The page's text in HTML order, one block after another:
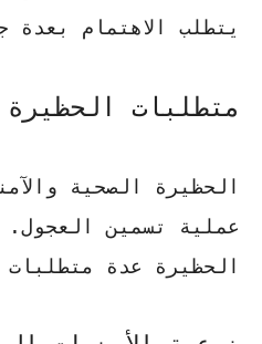
يتطلب الاهتمام بعدة
متطلبات الحظيرة
الحظيرة الصحية
عملية تسمين
الحظيرة عدة